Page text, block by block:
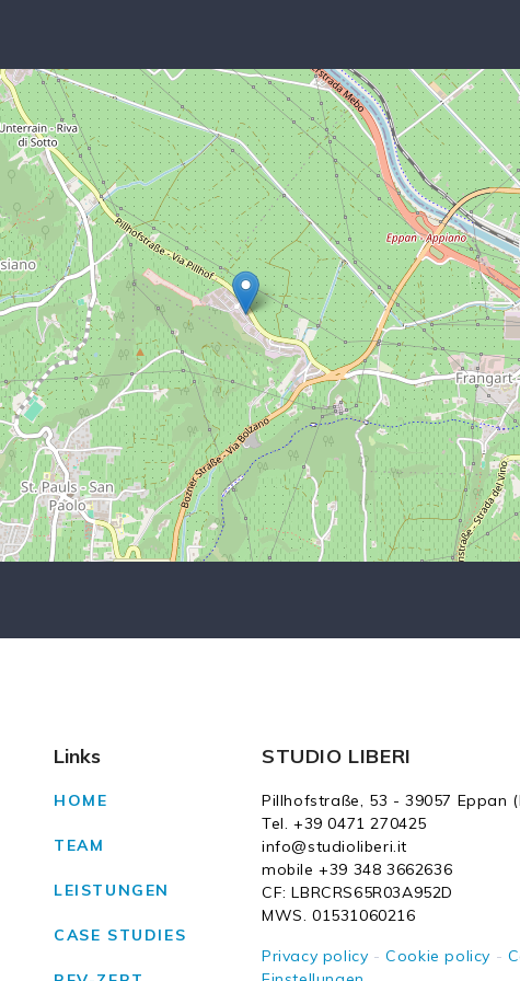
Links
HOME
TEAM
LEISTUNGEN
CASE STUDIES
STUDIO LIBERI
Pillhofstraße, 53 - 39057 Eppan
Tel. +39 0471 270425
info@studioliberi.it
mobile +39 348 3662636
CF: LBRCRS65R03A952D
MWS. 01531060216
Privacy policy -Cookie policy -